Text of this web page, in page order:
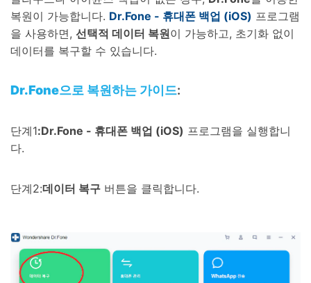
복원이 가능합니다. Dr.Fone - 휴대폰 백업 (iOS) 프로그램
을 사용하면, 선택적 데이터 복원이 가능하고, 초기화 없이
데이터를 복구할 수 있습니다.
Dr.Fone으로 복원하는 가이드:
단계1:Dr.Fone - 휴대폰 백업 (iOS) 프로그램을 실행합니
다.
단계2:데이터 복구 버튼을 클릭합니다.